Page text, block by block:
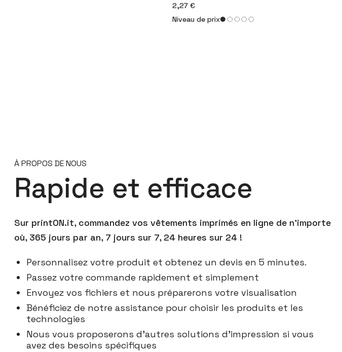
2,27 €
Niveau de prix
À PROPOS DE NOUS
Rapide et efficace
Sur printON.it, commandez vos vêtements imprimés en ligne de n'importe
où, 365 jours par an, 7 jours sur 7, 24 heures sur 24 !
Personnalisez votre produit et obtenez un devis en 5 minutes.
Passez votre commande rapidement et simplement
Envoyez vos fichiers et nous préparerons votre visualisation
Bénéficiez de notre assistance pour choisir les produits et les
technologies
Nous vous proposerons d'autres solutions d'impression si vous
avez des besoins spécifiques